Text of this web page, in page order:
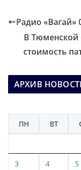
Радио «Вагай»
В Тюменской
стоимость
АРХИВ
ПН
ВТ
3 4 5